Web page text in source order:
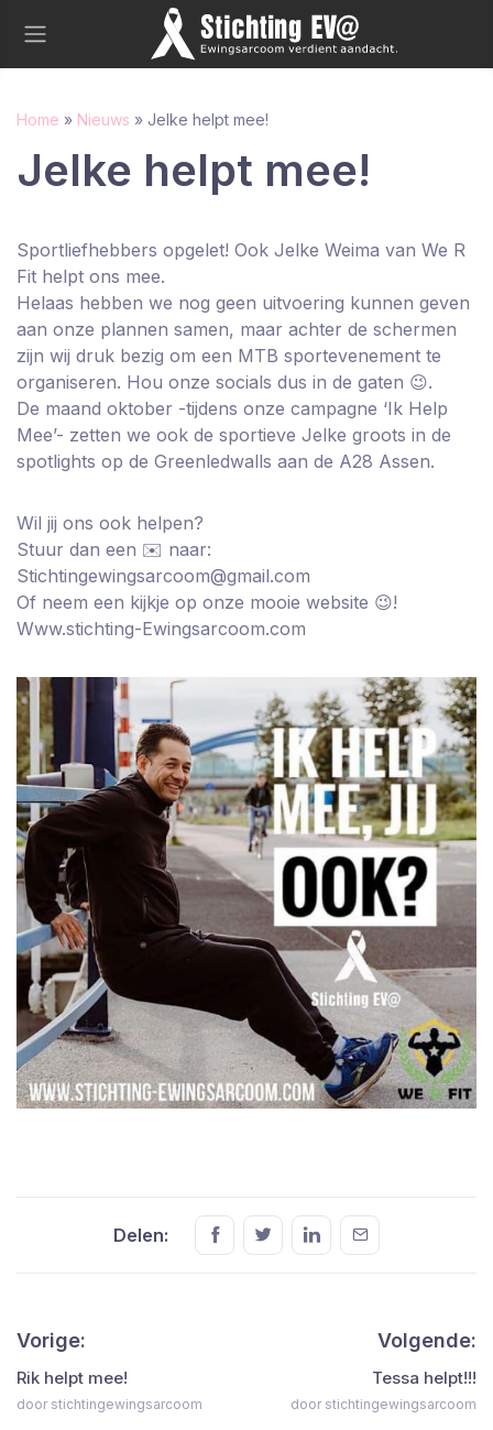
Home » Nieuws » Jelke helpt mee!
Jelke helpt mee!
Sportliefhebbers opgelet! Ook Jelke Weima van We R
Fit helpt ons mee.
Helaas hebben we nog geen uitvoering kunnen geven
aan onze plannen samen, maar achter de schermen
zijn wij druk bezig om een MTB sportevenement te
organiseren. Hou onze socials dus in de gaten 😉.
De maand oktober -tijdens onze campagne ‘Ik Help
Mee’- zetten we ook de sportieve Jelke groots in de
spotlights op de Greenledwalls aan de A28 Assen.
Wil jij ons ook helpen?
Stuur dan een ✉️ naar:
Stichtingewingsarcoom@gmail.com
Of neem een kijkje op onze mooie website 😉!
Www.stichting-Ewingsarcoom.com
Delen:
Vorige:
Rik helpt mee!
door stichtingewingsarcoom
Volgende:
Tessa helpt!!!
door stichtingewingsarcoom